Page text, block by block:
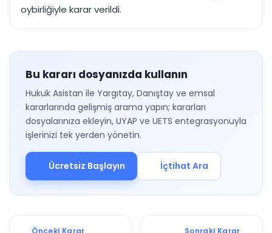
oybirliğiyle karar verildi.
Bu kararı dosyanızda kullanın
Hukuk Asistan ile Yargıtay, Danıştay ve emsal
kararlarında gelişmiş arama yapın; kararları
dosyalarınıza ekleyin, UYAP ve UETS entegrasyonuyla
işlerinizi tek yerden yönetin.
Ücretsiz Başlayın İçtihat Ara
Önceki Karar Sonraki Karar